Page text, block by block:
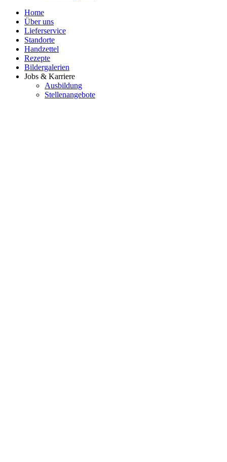
Home
Über uns
Lieferservice
Standorte
Handzettel
Rezepte
Bildergalerien
Jobs & Karriere
Ausbildung
Stellenangebote